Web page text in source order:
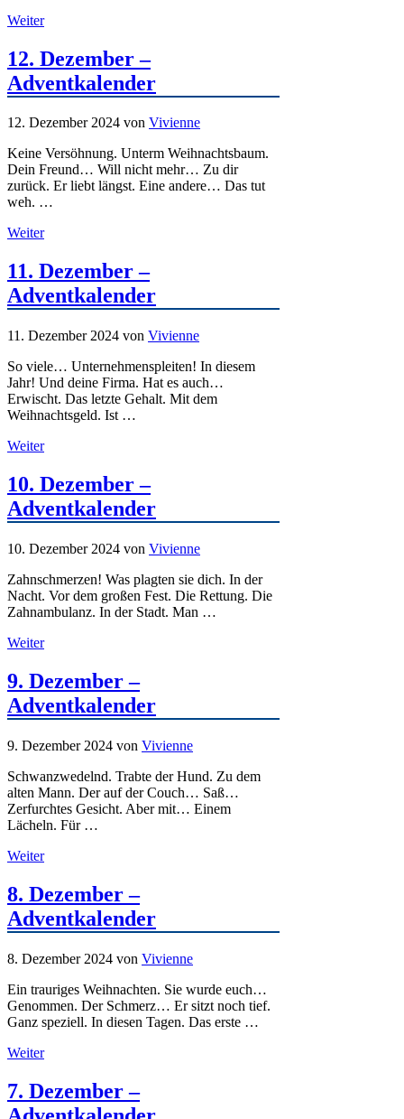
Weiter
12. Dezember –
Adventkalender
12. Dezember 2024 von Vivienne
Keine Versöhnung. Unterm Weihnachtsbaum.
Dein Freund… Will nicht mehr… Zu dir
zurück. Er liebt längst. Eine andere… Das tut
weh. …
Weiter
11. Dezember –
Adventkalender
11. Dezember 2024 von Vivienne
So viele… Unternehmenspleiten! In diesem
Jahr! Und deine Firma. Hat es auch…
Erwischt. Das letzte Gehalt. Mit dem
Weihnachtsgeld. Ist …
Weiter
10. Dezember –
Adventkalender
10. Dezember 2024 von Vivienne
Zahnschmerzen! Was plagten sie dich. In der
Nacht. Vor dem großen Fest. Die Rettung. Die
Zahnambulanz. In der Stadt. Man …
Weiter
9. Dezember –
Adventkalender
9. Dezember 2024 von Vivienne
Schwanzwedelnd. Trabte der Hund. Zu dem
alten Mann. Der auf der Couch… Saß…
Zerfurchtes Gesicht. Aber mit… Einem
Lächeln. Für …
Weiter
8. Dezember –
Adventkalender
8. Dezember 2024 von Vivienne
Ein trauriges Weihnachten. Sie wurde euch…
Genommen. Der Schmerz… Er sitzt noch tief.
Ganz speziell. In diesen Tagen. Das erste …
Weiter
7. Dezember –